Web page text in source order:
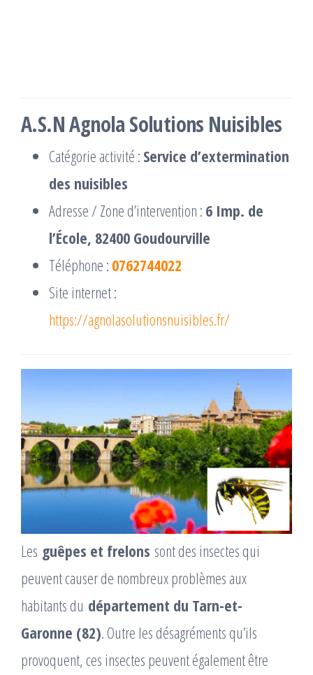
A.S.N Agnola Solutions Nuisibles
Catégorie activité : Service d’extermination
des nuisibles
Adresse / Zone d’intervention : 6 Imp. de
l’École, 82400 Goudourville
Téléphone : 0762744022
Site internet :
https://agnolasolutionsnuisibles.fr/
Les guêpes et frelons sont des insectes qui
peuvent causer de nombreux problèmes aux
habitants du département du Tarn-et-
Garonne (82). Outre les désagréments qu’ils
provoquent, ces insectes peuvent également être